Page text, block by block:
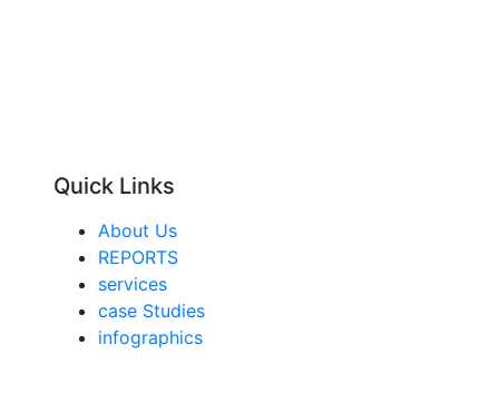
Quick Links
About Us
REPORTS
services
case Studies
infographics